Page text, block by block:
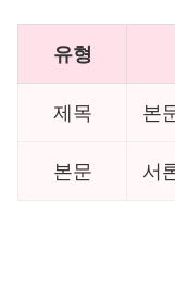
유형
제목 본
본문 서